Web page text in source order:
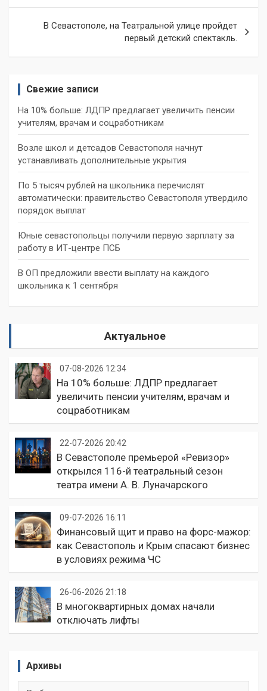
записям
В Севастополе, на Театральной улице пройдет
первый детский спектакль.
Свежие записи
На 10% больше: ЛДПР предлагает увеличить пенсии
учителям, врачам и соцработникам
Возле школ и детсадов Севастополя начнут
устанавливать дополнительные укрытия
По 5 тысяч рублей на школьника перечислят
автоматически: правительство Севастополя утвердило
порядок выплат
Юные севастопольцы получили первую зарплату за
работу в ИТ-центре ПСБ
В ОП предложили ввести выплату на каждого
школьника к 1 сентября
Актуальное
07-08-2026 12:34
На 10% больше: ЛДПР предлагает
увеличить пенсии учителям, врачам и
соцработникам
22-07-2026 20:42
В Севастополе премьерой «Ревизор»
открылся 116-й театральный сезон
театра имени А. В. Луначарского
09-07-2026 16:11
Финансовый щит и право на форс-мажор:
как Севастополь и Крым спасают бизнес
в условиях режима ЧС
26-06-2026 21:18
В многоквартирных домах начали
отключать лифты
Архивы